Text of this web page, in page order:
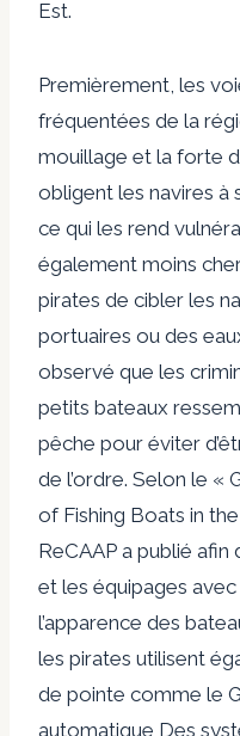
Est.
Premièrement, les
fréquentées de la
mouillage et la forte
obligent les navires à
ce qui les rend
également moins
pirates de cibler les
portuaires ou des
observé que les
petits bateaux
pêche pour éviter
de l’ordre. Selon le «
of Fishing Boats in
ReCAAP a publié afin
et les équipages
l’apparence des
les pirates utilisent
de pointe comme le
automatique Des